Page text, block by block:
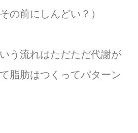
の前にしんどい？）
う流れはただただ代謝が
脂肪はつくってパターン